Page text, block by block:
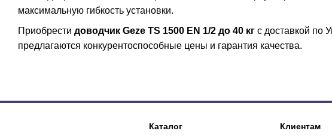
максимальную гибкость установки.
Приобрести доводчик Geze TS 1500 EN 1/2 до 40 кг с доставкой по
предлагаются конкурентоспособные цены и гарантия качества.
Каталог Клиентам